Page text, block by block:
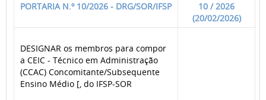
PORTARIA N.º 10/2026 - DRG/SOR/IFSP
10 / 2026
(20/02/2026)
DESIGNAR os membros para compor
a CEIC - Técnico em Administração
(CCAC) Concomitante/Subsequente
Ensino Médio [, do IFSP-SOR